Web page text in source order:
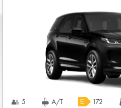
Starost vozača između
DEPOZIT NA KREDITNOJ
960,00 EUR+ iznosa najma
KOMPLETNI
5 A/T 172